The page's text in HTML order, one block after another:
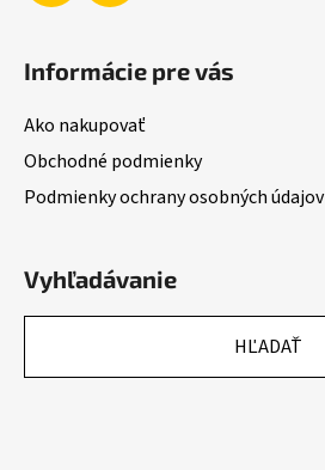
Informácie pre vás
Ako nakupovať
Obchodné podmienky
Podmienky ochrany osobných údajov
Vyhľadávanie
HĽADAŤ